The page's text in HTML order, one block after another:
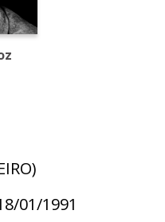
01/1991